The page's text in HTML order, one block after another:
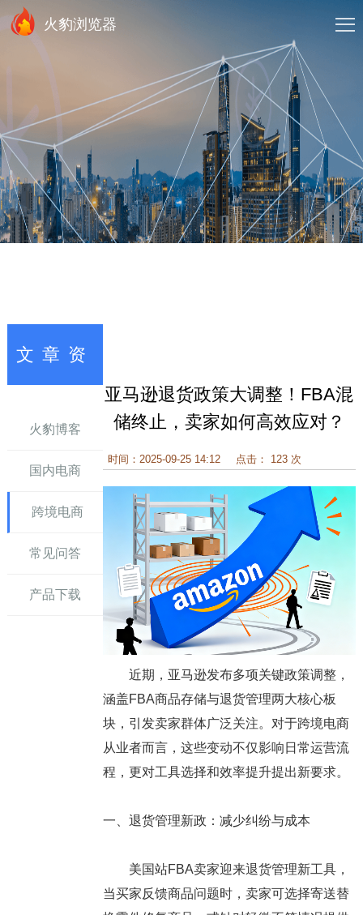
火豹浏览器
文章资
火豹博客
国内电商
跨境电商
常见问答
产品下载
亚马逊退货政策大调整！FBA混
储终止，卖家如何高效应对？
时间：2025-09-25 14:12 点击： 123 次
近期，亚马逊发布多项关键政策调整，
涵盖FBA商品存储与退货管理两大核心板
块，引发卖家群体广泛关注。对于跨境电商
从业者而言，这些变动不仅影响日常运营流
程，更对工具选择和效率提升提出新要求。
一、退货管理新政：减少纠纷与成本
美国站FBA卖家迎来退货管理新工具，
当买家反馈商品问题时，卖家可选择寄送替